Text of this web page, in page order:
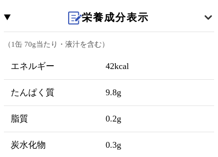
栄養成分表示
（1缶 70g当たり・液汁を含む）
エネルギー 42kcal
たんぱく質 9.8g
脂質 0.2g
炭水化物 0.3g